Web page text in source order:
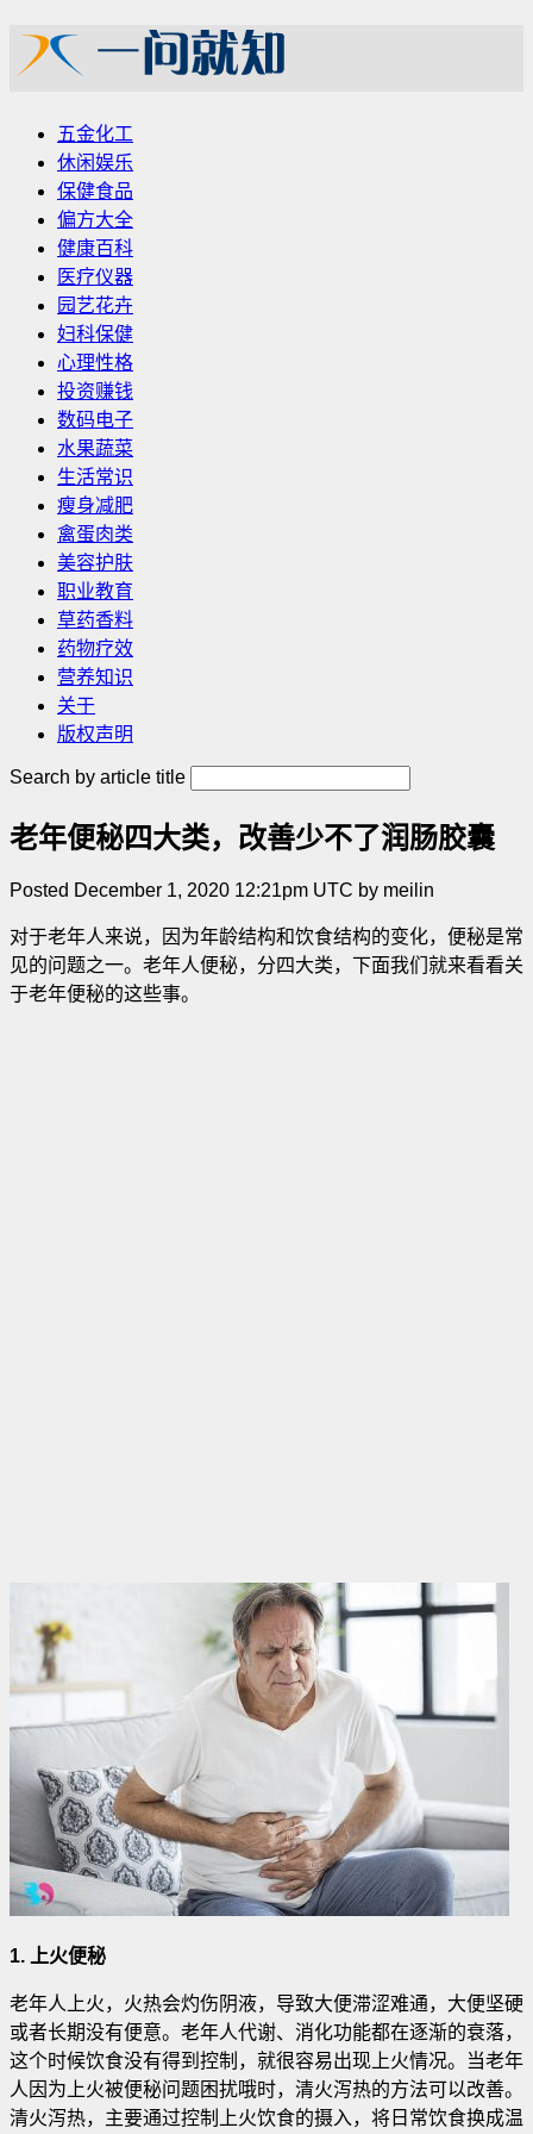
五金化工
休闲娱乐
保健食品
偏方大全
健康百科
医疗仪器
园艺花卉
妇科保健
心理性格
投资赚钱
数码电子
水果蔬菜
生活常识
瘦身减肥
禽蛋肉类
美容护肤
职业教育
草药香料
药物疗效
营养知识
关于
版权声明
Search by article title
老年便秘四大类，改善少不了润肠胶囊
Posted December 1, 2020 12:21pm UTC by meilin
对于老年人来说，因为年龄结构和饮食结构的变化，便秘是常
见的问题之一。老年人便秘，分四大类，下面我们就来看看关
于老年便秘的这些事。
1. 上火便秘
老年人上火，火热会灼伤阴液，导致大便滞涩难通，大便坚硬
或者长期没有便意。老年人代谢、消化功能都在逐渐的衰落，
这个时候饮食没有得到控制，就很容易出现上火情况。当老年
人因为上火被便秘问题困扰哦时，清火泻热的方法可以改善。
清火泻热，主要通过控制上火饮食的摄入，将日常饮食换成温